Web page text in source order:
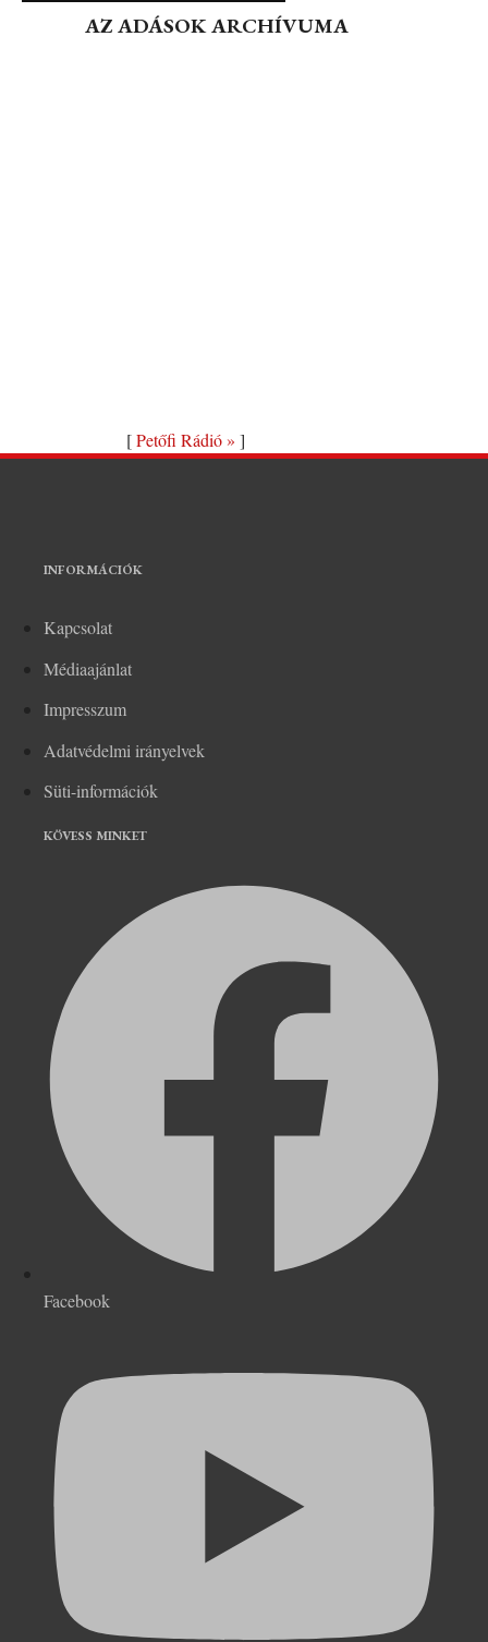
AZ ADÁSOK ARCHÍVUMA
[Petőfi Rádió » ]
INFORMÁCIÓK
Kapcsolat
Médiaajánlat
Impresszum
Adatvédelmi irányelvek
Süti-információk
KÖVESS MINKET
Facebook